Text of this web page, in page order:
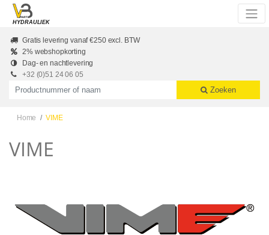
Skip to main content
HYDRAULIEK
Gratis levering vanaf €250 excl. BTW
2% webshopkorting
Dag- en nachtlevering
+32 (0)51 24 06 05
Productnummer of naam
Zoeken
Home VIME
VIME